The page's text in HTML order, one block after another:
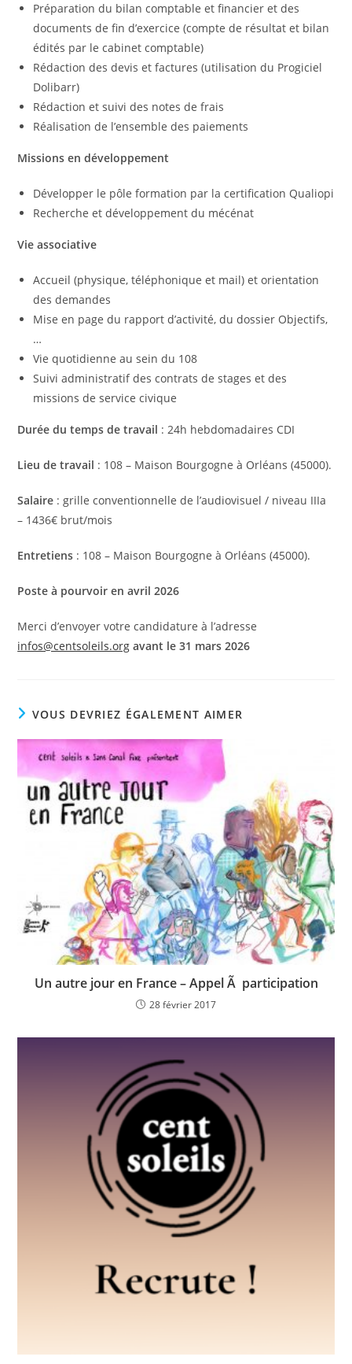
Préparation du bilan comptable et financier et des
documents de fin d’exercice (compte de résultat et bilan
édités par le cabinet comptable)
Rédaction des devis et factures (utilisation du Progiciel
Dolibarr)
Rédaction et suivi des notes de frais
Réalisation de l’ensemble des paiements
Missions en développement
Développer le pôle formation par la certification Qualiopi
Recherche et développement du mécénat
Vie associative
Accueil (physique, téléphonique et mail) et orientation
des demandes
Mise en page du rapport d’activité, du dossier Objectifs,
…
Vie quotidienne au sein du 108
Suivi administratif des contrats de stages et des
missions de service civique
Durée du temps de travail : 24h hebdomadaires CDI
Lieu de travail : 108 – Maison Bourgogne à Orléans (45000).
Salaire : grille conventionnelle de l’audiovisuel / niveau IIIa
– 1436€ brut/mois
Entretiens : 108 – Maison Bourgogne à Orléans (45000).
Poste à pourvoir en avril 2026
Merci d’envoyer votre candidature à l’adresse
infos@centsoleils.org avant le 31 mars 2026
VOUS DEVRIEZ ÉGALEMENT AIMER
Un autre jour en France – Appel Ã participation
28 février 2017